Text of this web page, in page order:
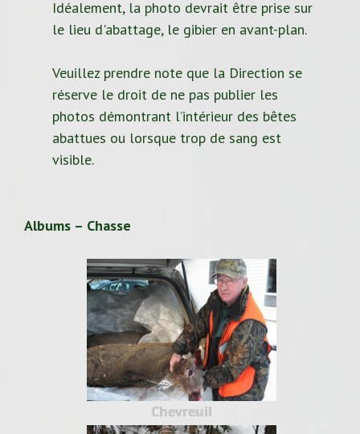
Idéalement, la photo devrait être prise sur
le lieu d'abattage, le gibier en avant-plan.
Veuillez prendre note que la Direction se
réserve le droit de ne pas publier les
photos démontrant l’intérieur des bêtes
abattues ou lorsque trop de sang est
visible.
Albums – Chasse
Chevreuil